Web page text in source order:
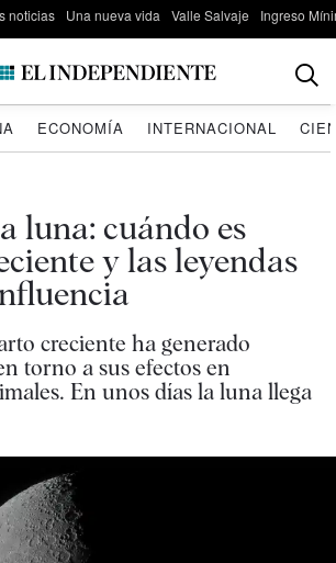
noticias Una nueva vida Valle Salvaje Ingreso
ECONOMÍA INTERNACIONAL
luna: cuándo es
y las leyendas
creciente ha generado
torno a sus efectos en
En unos días la luna llega